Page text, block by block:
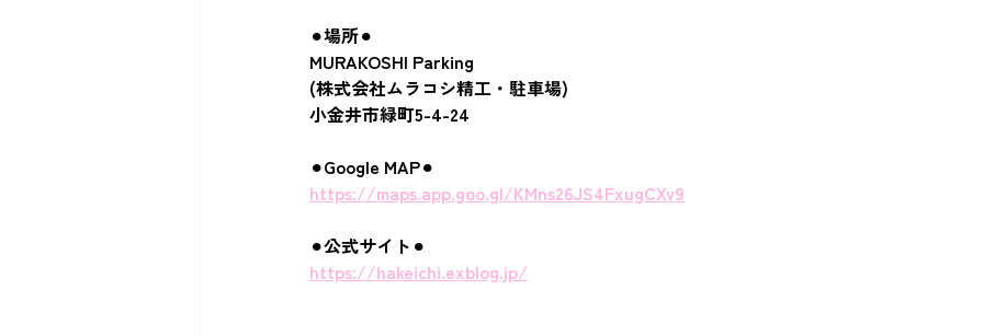
⚫︎場所⚫︎
MURAKOSHI Parking
(株式会社ムラコシ精工・駐車場)
小金井市緑町5-4-24
⚫︎Google MAP⚫︎
https://maps.app.goo.gl/KMns26JS4FxugCXv9
⚫︎公式サイト⚫︎
https://hakeichi.exblog.jp/